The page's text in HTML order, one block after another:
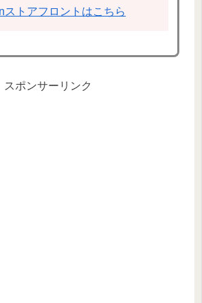
ストアフロントはこちら
スポンサーリンク